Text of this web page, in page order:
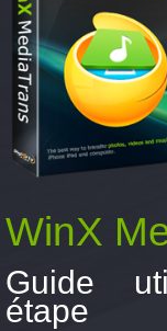
WinX
Guide
étape